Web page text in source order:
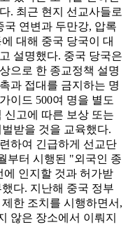
. 최근 현지 선교사들로
국 연변과 두만강, 압록
대해 중국 당국이 대
설명했다. 중국 당국은
으로 한 종교정책 설명
과 접대를 금지하는 명
이드 500여 명을 별도
신고에 따른 보상 또는
받을 것을 교육했다.
하여 긴급하게 선교단
부터 시행된 "외국인 종
인지할 것과 허가받
다. 지난해 중국 정부
한 조치를 시행하면서,
않은 장소에서 이뤄지